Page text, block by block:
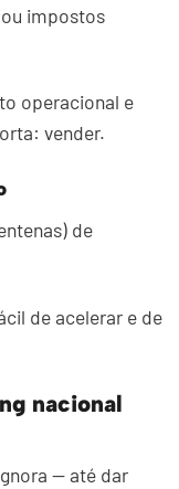
impostos
operacional e
vender.
de
de acelerar e de
nacional
— até dar